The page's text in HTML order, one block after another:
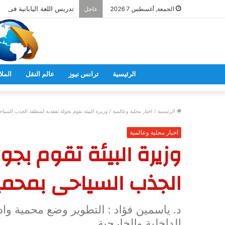
الجمعة, أغسطس 7 2026 عاجل تدريس اللغة اليابانية فى
الرئيسية ترانس نيوز عالم النقل
الرئيسية / اخبار محلية وعالمية / وزيرة البيئة تقوم بجولة تفقدية لمنطقة الجذب
اخبار محلية وعالمية
وزيرة البيئة تقوم
الجذب السياحى
د. ياسمين فؤاد : التطوير وضع محمية